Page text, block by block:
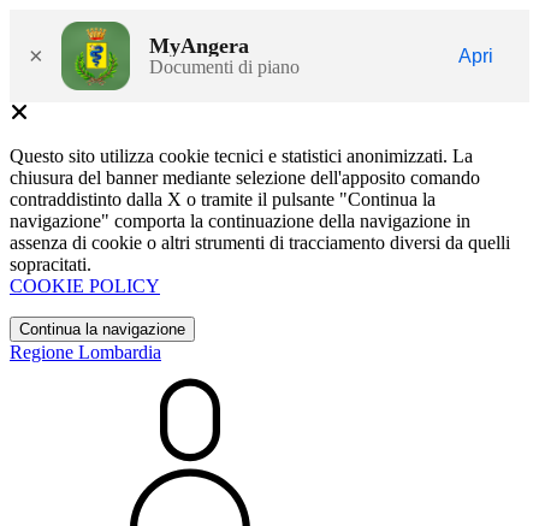
× MyAngera
Documenti di piano
Apri
Questo sito utilizza cookie tecnici e statistici anonimizzati. La
chiusura del banner mediante selezione dell'apposito comando
contraddistinto dalla X o tramite il pulsante "Continua la
navigazione" comporta la continuazione della navigazione in
assenza di cookie o altri strumenti di tracciamento diversi da quelli
sopracitati.
COOKIE POLICY
Continua la navigazione
Regione Lombardia